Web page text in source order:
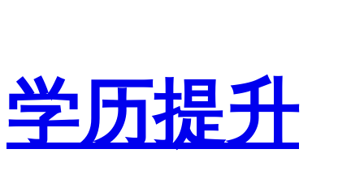
学历提升